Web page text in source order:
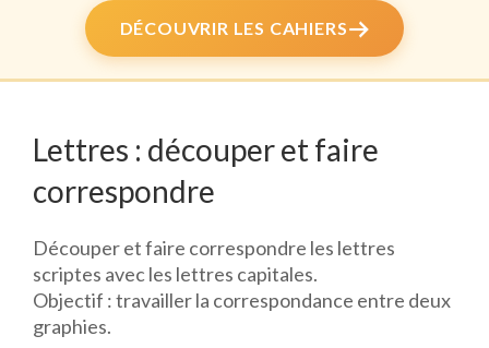
DÉCOUVRIR LES CAHIERS
Lettres : découper et faire
correspondre
Découper et faire correspondre les lettres
scriptes avec les lettres capitales.
Objectif : travailler la correspondance entre deux
graphies.